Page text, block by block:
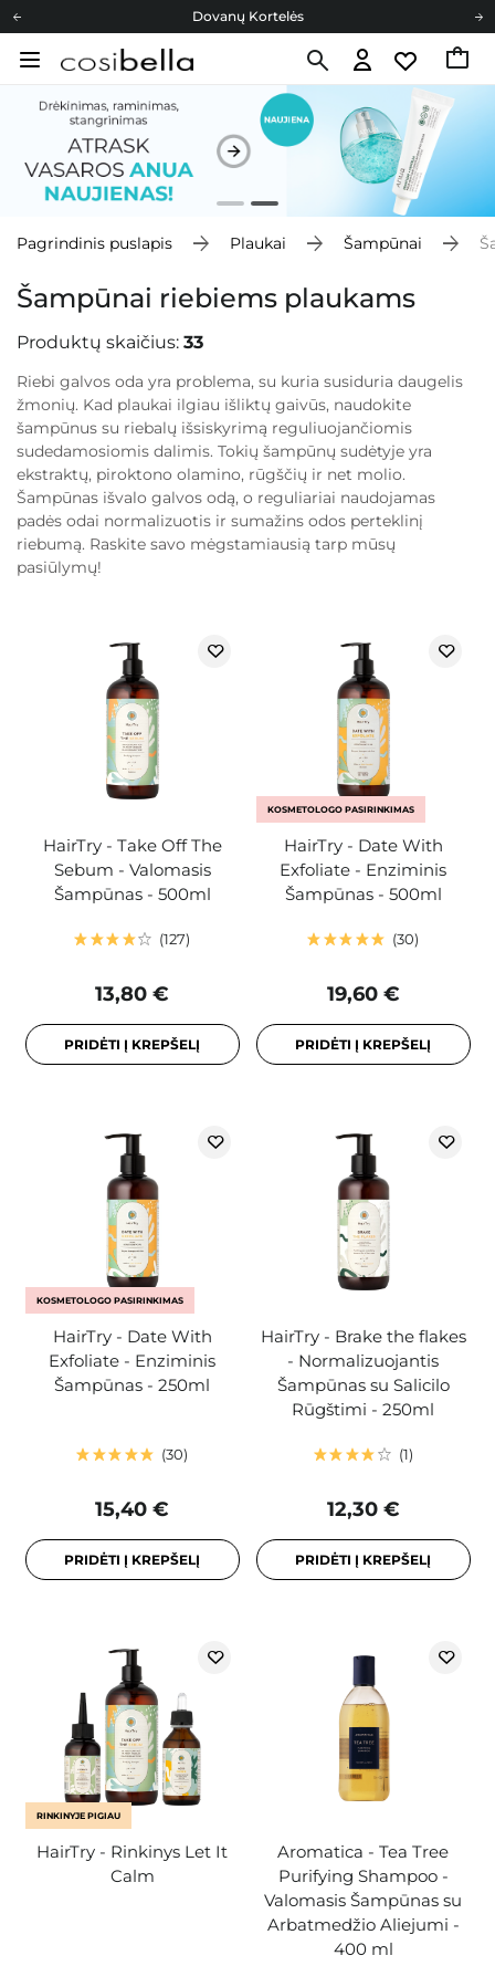
Cosibella lojalumo programa
Nemokamas pristatymas nuo 40,00 €
Cosibella lojalumo programa
Nemokamas pristatymas nuo 40,00 €
Dovanų Kortelės
Pagrindinis puslapis Plaukai Šampūnai
Šampūnai riebiems plaukams
Produktų skaičius: 33
Riebi galvos oda yra problema, su kuria susiduria daugelis
žmonių. Kad plaukai ilgiau išliktų gaivūs, naudokite
šampūnus su riebalų išsiskyrimą reguliuojančiomis
sudedamosiomis dalimis. Tokių šampūnų sudėtyje yra
ekstraktų, piroktono olamino, rūgščių ir net molio.
Šampūnas išvalo galvos odą, o reguliariai naudojamas
padės odai normalizuotis ir sumažins odos perteklinį
riebumą. Raskite savo mėgstamiausią tarp mūsų
pasiūlymų!
HairTry - Take Off The
Sebum - Valomasis
Šampūnas - 500ml
127
13,80 €
PRIDĖTI Į KREPŠELĮ
KOSMETOLOGO PASIRINKIMAS
HairTry - Date With
Exfoliate - Enziminis
Šampūnas - 500ml
30
19,60 €
PRIDĖTI Į KREPŠELĮ
KOSMETOLOGO PASIRINKIMAS
HairTry - Date With
Exfoliate - Enziminis
Šampūnas - 250ml
30
15,40 €
PRIDĖTI Į KREPŠELĮ
HairTry - Brake the flakes
- Normalizuojantis
Šampūnas su Salicilo
Rūgštimi - 250ml
1
12,30 €
PRIDĖTI Į KREPŠELĮ
RINKINYJE PIGIAU
HairTry - Rinkinys Let It
Calm
Aromatica - Tea Tree
Purifying Shampoo -
Valomasis Šampūnas su
Arbatmedžio Aliejumi -
400 ml